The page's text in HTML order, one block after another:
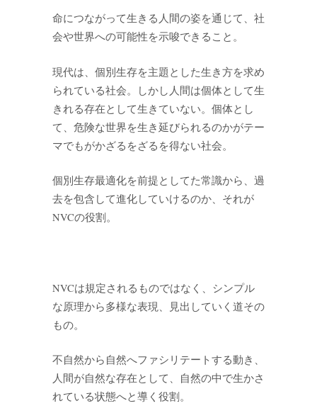
命につながって生きる人間の姿を通じて、社
会や世界への可能性を示唆できること。
現代は、個別生存を主題とした生き方を求め
られている社会。しかし人間は個体として生
きれる存在として生きていない。個体とし
て、危険な世界を生き延びられるのかがテー
マでもがかざるをざるを得ない社会。
個別生存最適化を前提としてた常識から、過
去を包含して進化していけるのか、それが
NVCの役割。
NVCは規定されるものではなく、シンプル
な原理から多様な表現、見出していく道その
もの。
不自然から自然へファシリテートする動き、
人間が自然な存在として、自然の中で生かさ
れている状態へと導く役割。